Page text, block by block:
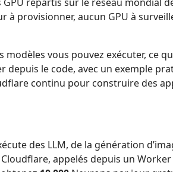
à provisionner, aucun GPU à
modèles vous pouvez exécuter, ce
depuis le code, avec un exemple
continu pour construire des
des LLM, de la génération
appelés depuis un Worker